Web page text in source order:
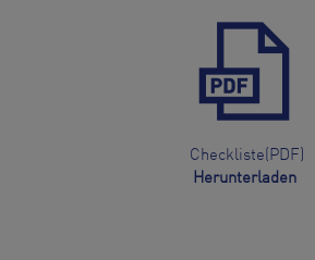
Checkliste(PDF)
Herunterladen